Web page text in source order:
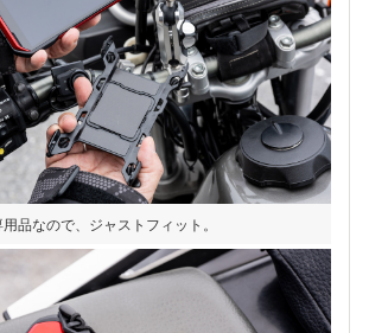
品なので、ジャストフィット。